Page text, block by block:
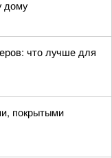
дому
что лучше для
покрытыми